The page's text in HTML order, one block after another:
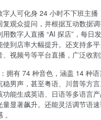
字人可化身 24 小时不下班主
观众提问，并根据互动数据调
数字人直播 “AI 探店”，每日
到店率大幅提升。还支持多平
视频号等平台直播，广泛收割
：拥有 74 种音色，涵盖 14 种
稳男声，甚至粤语、川普等方
能生成英语、日语等多语言产
量显著飙升。还能灵活调节语